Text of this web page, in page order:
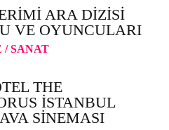
ARA DIZISI
VE OYUNCULARI
/ SANAT
THE
İSTANBUL
SINEMASI